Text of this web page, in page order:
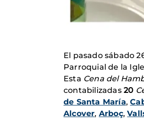
El pasado sábado
Parroquial de la
Esta Cena del
contabilizadas 20
de Santa María,
Alcover, Arboç,